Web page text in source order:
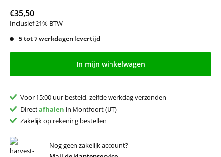
€35,50
Inclusief 21% BTW
5 tot 7 werkdagen levertijd
In mijn winkelwagen
Voor 15:00 uur besteld, zelfde werkdag verzonden
Directafhalen in Montfoort (UT)
Zakelijk op rekening bestellen
Nog geen zakelijk account?